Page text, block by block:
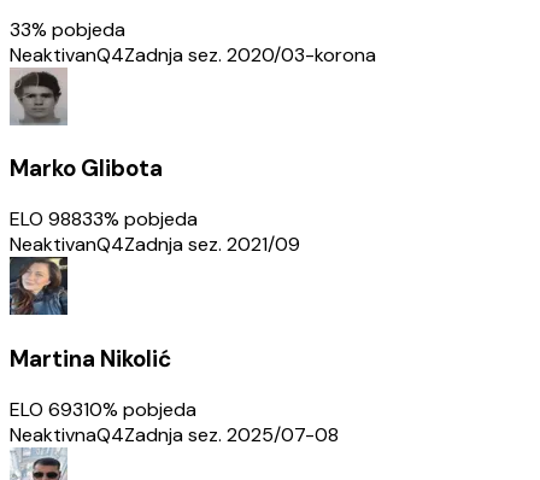
33% pobjeda
NeaktivanQ4Zadnja sez. 2020/03-korona
Marko Glibota
ELO 98833% pobjeda
NeaktivanQ4Zadnja sez. 2021/09
Martina Nikolić
ELO 69310% pobjeda
NeaktivnaQ4Zadnja sez. 2025/07-08